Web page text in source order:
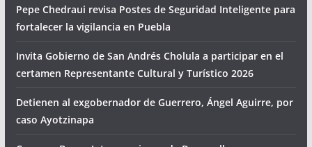
Pepe Chedraui revisa Postes de Seguridad Inteligente para
fortalecer la vigilancia en Puebla
Invita Gobierno de San Andrés Cholula a participar en el
certamen Representante Cultural y Turístico 2026
Detienen al exgobernador de Guerrero, Ángel Aguirre, por
caso Ayotzinapa